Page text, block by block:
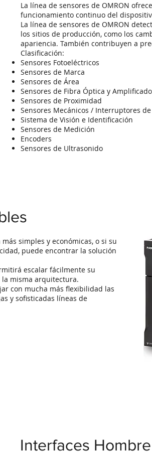
La línea de sensores de OMRON
funcionamiento continuo del
La línea de sensores de OMRON
los sitios de producción, como los
apariencia. También contribuyen a
Clasificación:
Sensores Fotoeléctricos
Sensores de Marca
Sensores de Área
Sensores de Fibra Óptica y
Sensores de Proximidad
Sensores Mecánicos / Interruptores
Sistema de Visión e Identificación
Sensores de Medición
Encoders
Sensores de Ultrasonido
simples y económicas, o si su
puede encontrar la solución
escalar fácilmente su
la misma arquitectura.
con mucha más flexibilidad las
y sofisticadas líneas de
Interfaces